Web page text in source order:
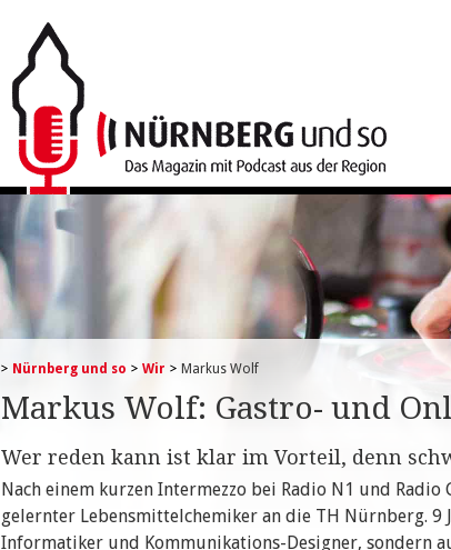
Nürnberg und so Wir Markus Wolf
Markus Wolf: Gastro- und
Wer reden kann ist klar im Vorteil, denn
Nach einem kurzen Intermezzo bei Radio N1 und Radio
gelernter Lebensmittelchemiker an die TH Nürnberg. 9
Informatiker und Kommunikations-Designer, sondern